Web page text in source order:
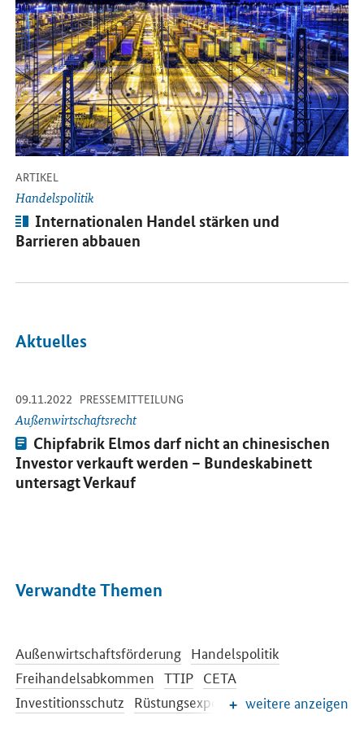
ARTIKEL
Handelspolitik
Artikel:
Internationalen Handel stärken und
Barrieren abbauen
Aktuelles
09.11.2022 -
PRESSEMITTEILUNG
Außenwirtschaftsrecht
Pressemitteilung:
Chipfabrik Elmos darf nicht an chinesischen
Investor verkauft werden – Bundeskabinett
untersagt Verkauf
Öffnet Einzelsicht
Verwandte Themen
Außenwirtschaftsförderung Handelspolitik
Freihandelsabkommen TTIP CETA
Investitionsschutz Rüstungsexportkontrolleweitere anzeigen